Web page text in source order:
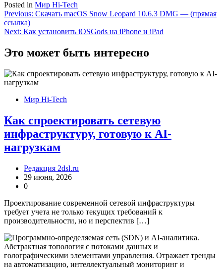
Posted in Мир Hi-Tech
Навигация
по
Previous: Скачать macOS Snow Leopard 10.6.3 DMG — (прямая
ссылка)
Next: Как установить iOSGods на iPhone и iPad
Это может быть интересно
Мир Hi-Tech
Как спроектировать сетевую
инфраструктуру, готовую к AI-
нагрузкам
Редакция 2dsl.ru
29 июня, 2026
0
Проектирование современной сетевой инфраструктуры
требует учета не только текущих требований к
производительности, но и перспектив […]